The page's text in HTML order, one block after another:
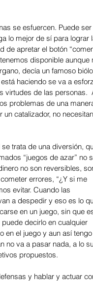
se esfuercen. Puede ser
lo mejor de sí para lograr
de apretar el botón
disponible aunque
decía un famoso
haciendo se va a
virtudes de las personas.
problemas de una
catalizador, no necesitan
trata de una diversión,
“juegos de azar” no
no son reversibles,
errores, “¿Y si me
evitar. Cuando las
a despedir y eso es lo
en un juego, sin que
decirlo en cualquier
en el juego y aun así
no va a pasar nada, a lo
propuestos.
y hablar y actuar